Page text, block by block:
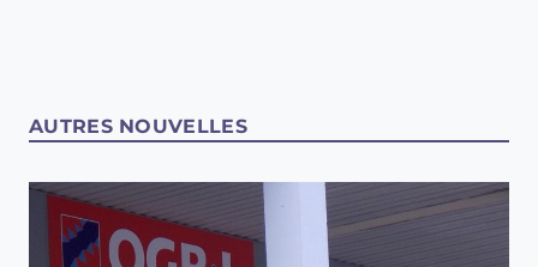
AUTRES NOUVELLES